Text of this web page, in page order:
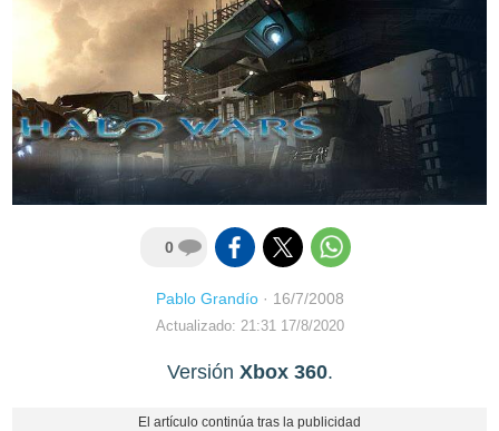
0
Pablo Grandío· 16/7/2008
Actualizado: 21:31 17/8/2020
Versión Xbox 360.